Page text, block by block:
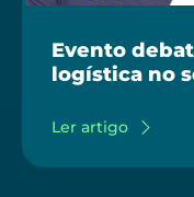
Evento
logística no
Ler artigo